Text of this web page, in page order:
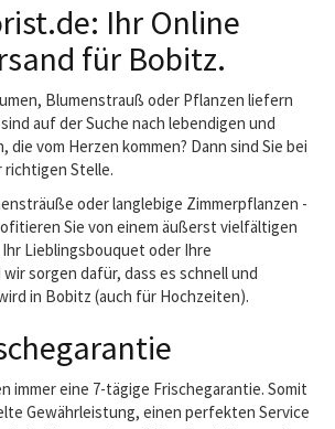
Ihr Online
für Bobitz.
Blumenstrauß oder Pflanzen liefern
auf der Suche nach lebendigen und
die vom Herzen kommen? Dann sind Sie bei
richtigen Stelle.
oder langlebige Zimmerpflanzen -
Sie von einem äußerst vielfältigen
Lieblingsbouquet oder Ihre
sorgen dafür, dass es schnell und
in Bobitz (auch für Hochzeiten).
immer eine 7-tägige Frischegarantie. Somit
Gewährleistung, einen perfekten Service